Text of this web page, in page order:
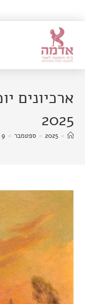
2025
>
2025
> ספטמבר >
9